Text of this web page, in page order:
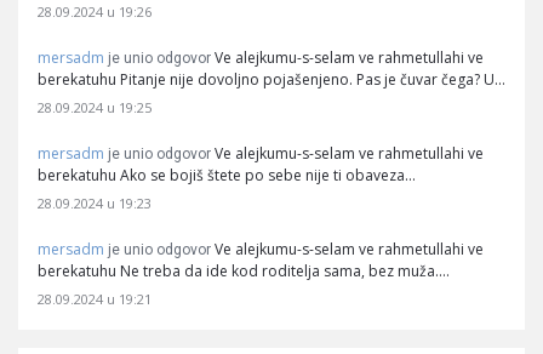
28.09.2024 u 19:26
mersadm je unio odgovor Ve alejkumu-s-selam ve rahmetullahi ve
berekatuhu Pitanje nije dovoljno pojašenjeno. Pas je čuvar čega? U…
28.09.2024 u 19:25
mersadm je unio odgovor Ve alejkumu-s-selam ve rahmetullahi ve
berekatuhu Ako se bojiš štete po sebe nije ti obaveza…
28.09.2024 u 19:23
mersadm je unio odgovor Ve alejkumu-s-selam ve rahmetullahi ve
berekatuhu Ne treba da ide kod roditelja sama, bez muža.…
28.09.2024 u 19:21